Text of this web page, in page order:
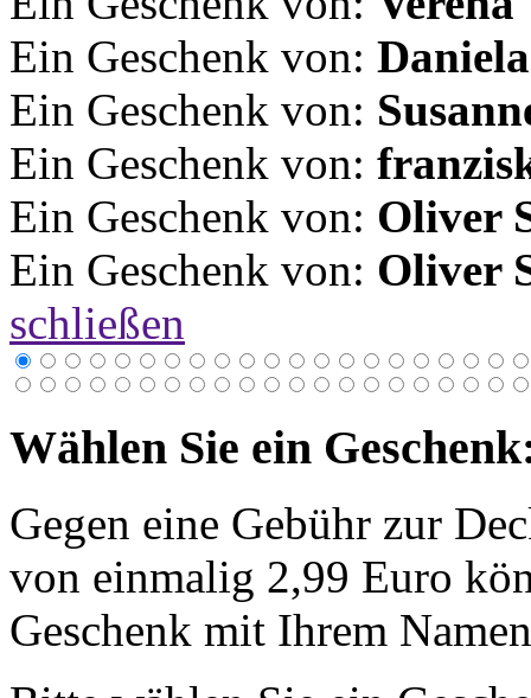
Ein Geschenk von: Daniela
Ein Geschenk von:
Ein Geschenk von:
Ein Geschenk von: Oliver
Ein Geschenk von: Oliver
schließen
Wählen Sie ein
Gegen eine Gebühr zur
von einmalig 2,99 Euro
Geschenk mit Ihrem